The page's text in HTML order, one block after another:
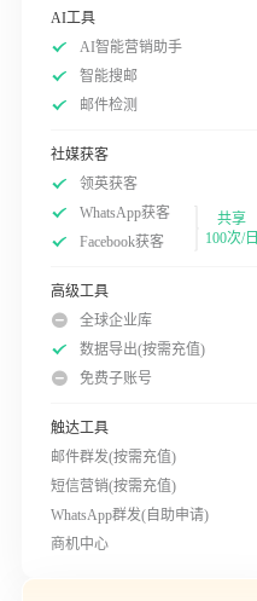
AI工具
AI智能营销助手
智能搜邮
邮件检测
社媒获客
领英获客
WhatsApp获客
Facebook获客
共享
100次/日
高级工具
全球企业库
数据导出(按需充值)
免费子账号
触达工具
邮件群发(按需充值)
短信营销(按需充值)
WhatsApp群发(自助申请)
商机中心